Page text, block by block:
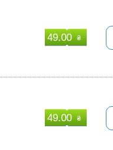
49.00 ₴
49.00 ₴